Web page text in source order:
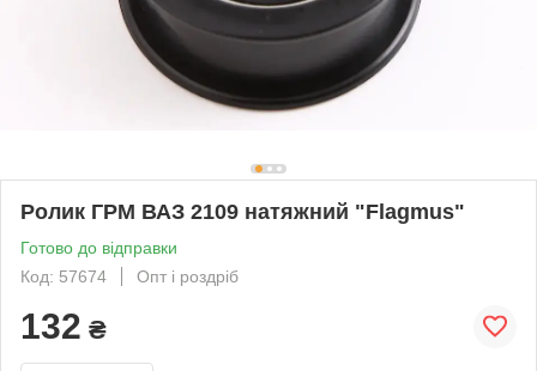
Ролик ГРМ ВАЗ 2109 натяжний "Flagmus"
Готово до відправки
Код: 57674
Опт і роздріб
132 ₴